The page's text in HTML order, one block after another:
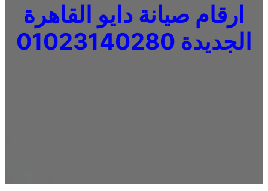
ارقام صيانة دايو القاهرة
الجديدة 01023140280